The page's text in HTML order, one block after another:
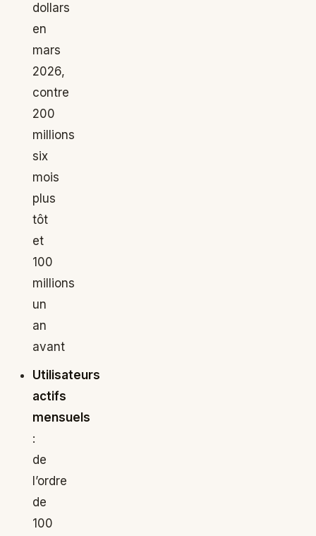
dollars
en
mars
2026,
contre
200
millions
six
mois
plus
tôt
et
100
millions
un
an
avant
Utilisateurs
actifs
mensuels
:
de
l’ordre
de
100